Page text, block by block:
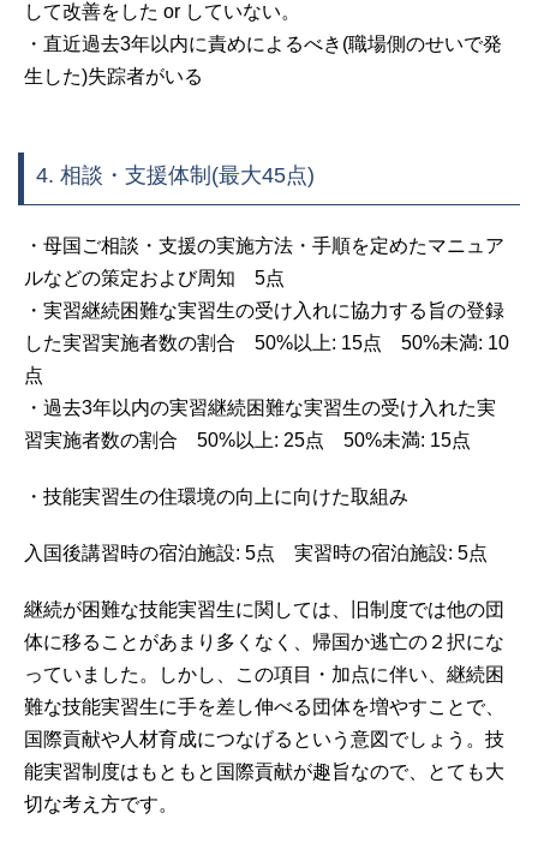
して改善をした or していない。
・直近過去3年以内に責めによるべき(職場側のせいで発
生した)失踪者がいる
4. 相談・支援体制(最大45点)
・母国ご相談・支援の実施方法・手順を定めたマニュア
ルなどの策定および周知 5点
・実習継続困難な実習生の受け入れに協力する旨の登録
した実習実施者数の割合 50%以上: 15点 50%未満: 10
点
・過去3年以内の実習継続困難な実習生の受け入れた実
習実施者数の割合 50%以上: 25点 50%未満: 15点
・技能実習生の住環境の向上に向けた取組み
入国後講習時の宿泊施設: 5点 実習時の宿泊施設: 5点
継続が困難な技能実習生に関しては、旧制度では他の団
体に移ることがあまり多くなく、帰国か逃亡の２択にな
っていました。しかし、この項目・加点に伴い、継続困
難な技能実習生に手を差し伸べる団体を増やすことで、
国際貢献や人材育成につなげるという意図でしょう。技
能実習制度はもともと国際貢献が趣旨なので、とても大
切な考え方です。